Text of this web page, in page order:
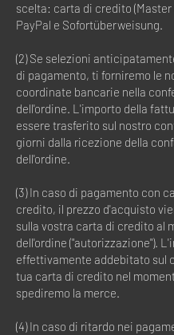
scelta: carta di credito (Master
PayPal e Sofortüberweisung.
(2) Se selezioni
di pagamento, ti forniremo le
coordinate bancarie nella
dell'ordine. L'importo della
essere trasferito sul nostro
giorni dalla ricezione della
dell'ordine.
(3) In caso di pagamento con
credito, il prezzo d'acquisto
sulla vostra carta di credito al
dell'ordine ("autorizzazione").
effettivamente addebitato sul
tua carta di credito nel
spediremo la merce.
(4) In caso di ritardo nei